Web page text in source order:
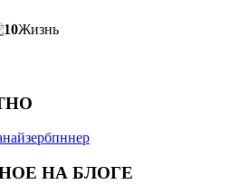
Жизнь
НА БЛОГЕ